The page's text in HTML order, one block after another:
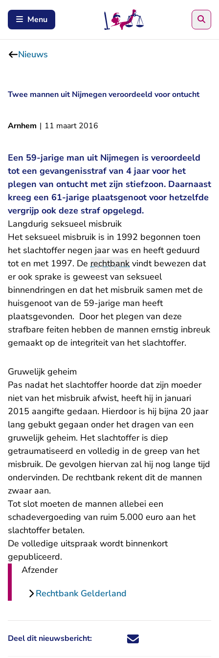
Menu
Nieuws
Twee mannen uit Nijmegen veroordeeld voor ontucht
Arnhem | 11 maart 2016
Een 59-jarige man uit Nijmegen is veroordeeld
tot een gevangenisstraf van 4 jaar voor het
plegen van ontucht met zijn stiefzoon. Daarnaast
kreeg een 61-jarige plaatsgenoot voor hetzelfde
vergrijp ook deze straf opgelegd.
Langdurig seksueel misbruik
Het seksueel misbruik is in 1992 begonnen toen
het slachtoffer negen jaar was en heeft geduurd
tot en met 1997. De rechtbank vindt bewezen dat
er ook sprake is geweest van seksueel
binnendringen en dat het misbruik samen met de
huisgenoot van de 59-jarige man heeft
plaatsgevonden. Door het plegen van deze
strafbare feiten hebben de mannen ernstig inbreuk
gemaakt op de integriteit van het slachtoffer.
Gruwelijk geheim
Pas nadat het slachtoffer hoorde dat zijn moeder
niet van het misbruik afwist, heeft hij in januari
2015 aangifte gedaan. Hierdoor is hij bijna 20 jaar
lang gebukt gegaan onder het dragen van een
gruwelijk geheim. Het slachtoffer is diep
getraumatiseerd en volledig in de greep van het
misbruik. De gevolgen hiervan zal hij nog lange tijd
ondervinden. De rechtbank rekent dit de mannen
zwaar aan.
Tot slot moeten de mannen allebei een
schadevergoeding van ruim 5.000 euro aan het
slachtoffer betalen.
De volledige uitspraak wordt binnenkort
gepubliceerd.
Afzender
Rechtbank Gelderland
Deel dit nieuwsbericht: Deel dit nieuwsbericht via X -
Deel dit nieuwsbericht via
Deel dit nieuwsbericht
Deel dit